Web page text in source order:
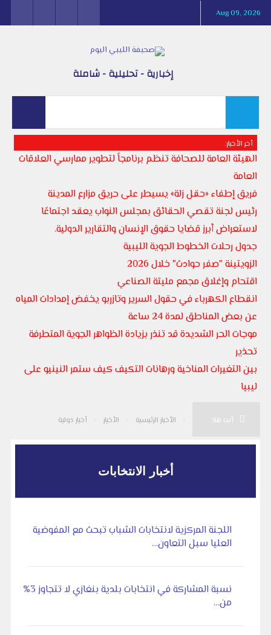
Aug 09, 2026
إخبارية - تحليلية - شاملة
أخر الأخبار:
الهيئة العامة للصحافة تنظم برنامجاً لتطوير ممارسي العلاقات
العامة
فريق إطفاء «حقل زلة» يسيطر على حريق مزارع المدينة
رئيس لجنة تقصي الحقائق بمجلس النواب يعقد اجتماعًا
لاستعراض أبرز قضايا حقوق الإنسان والتقارير الدولية.
جدول رحلات الخطوط الجوية الليبية
الزويتينة "صفر حوادث" خلال 2026
اقتحام وإغلاق مجمع مليتة الصناعي
انقطاع الكهرباء في حقول السرير وتازربو يخفض إمدادات المياه
عن بعض المناطق لمدة 24 ساعة
موجات الحر الشديدة قد تنذر بزيادة الظواهر الجوية المتطرفة
تحذير
بين التغيرات المناخية ورهانات التكيف كيف ستمر النينيو على
ليبيا
أنت هنا: الأخبار الرئيسية الأخبار أخبار دولية
أخبار الانتخابات
اللجنة المركزية لانتخابات الشباب تبحث مع المفوضية
العليا سبل التعاون…
نسبة المشاركة في انتخابات بلدية بنغازي لا تتجاوز 3%
من…